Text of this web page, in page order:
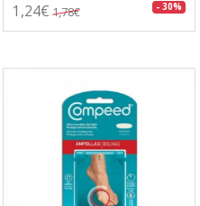
1,24€ 1,78€ - 30%